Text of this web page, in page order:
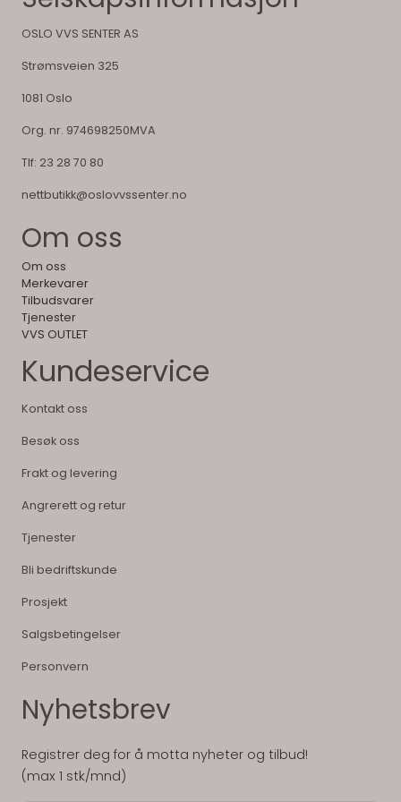
OSLO VVS SENTER AS
Strømsveien 325
1081 Oslo
Org. nr. 974698250MVA
Tlf: 23 28 70 80
nettbutikk@oslovvssenter.no
Om oss
Om oss
Merkevarer
Tilbudsvarer
Tjenester
VVS OUTLET
Kundeservice
Kontakt oss
Besøk oss
Frakt og levering
Angrerett og retur
Tjenester
Bli bedriftskunde
Prosjekt
Salgsbetingelser
Personvern
Nyhetsbrev
Registrer deg for å motta nyheter og tilbud!
(max 1 stk/mnd)